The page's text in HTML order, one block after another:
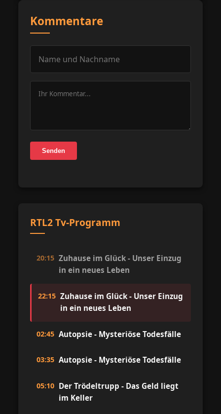
Kommentare
Senden
RTL2 Tv-Programm
20:15 Zuhause im Glück - Unser Einzug
in ein neues Leben
22:15 Zuhause im Glück - Unser Einzug
in ein neues Leben
02:45 Autopsie - Mysteriöse Todesfälle
03:35 Autopsie - Mysteriöse Todesfälle
05:10 Der Trödeltrupp - Das Geld liegt
im Keller